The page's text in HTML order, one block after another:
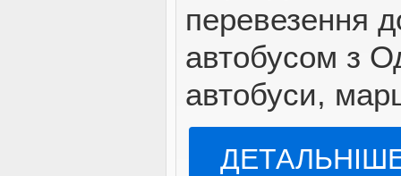
перевезення
автобусом з
автобуси,